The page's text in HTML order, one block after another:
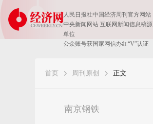
人民日报社中国经济周刊官方网站
中央新闻网站 互联网新闻信息稿源
单位
公众账号获国家网信办红“V”认证
首页 周刊原创 正文
南京钢铁